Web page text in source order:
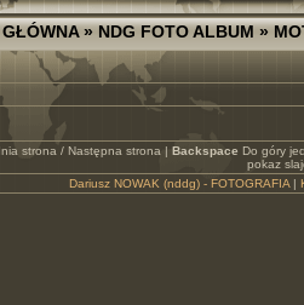
»NDG FOTO ALBUM»
strona / Następna strona | Backspace Do góry
pokaz
Dariusz NOWAK (nddg) - FOTOGRAFIA |